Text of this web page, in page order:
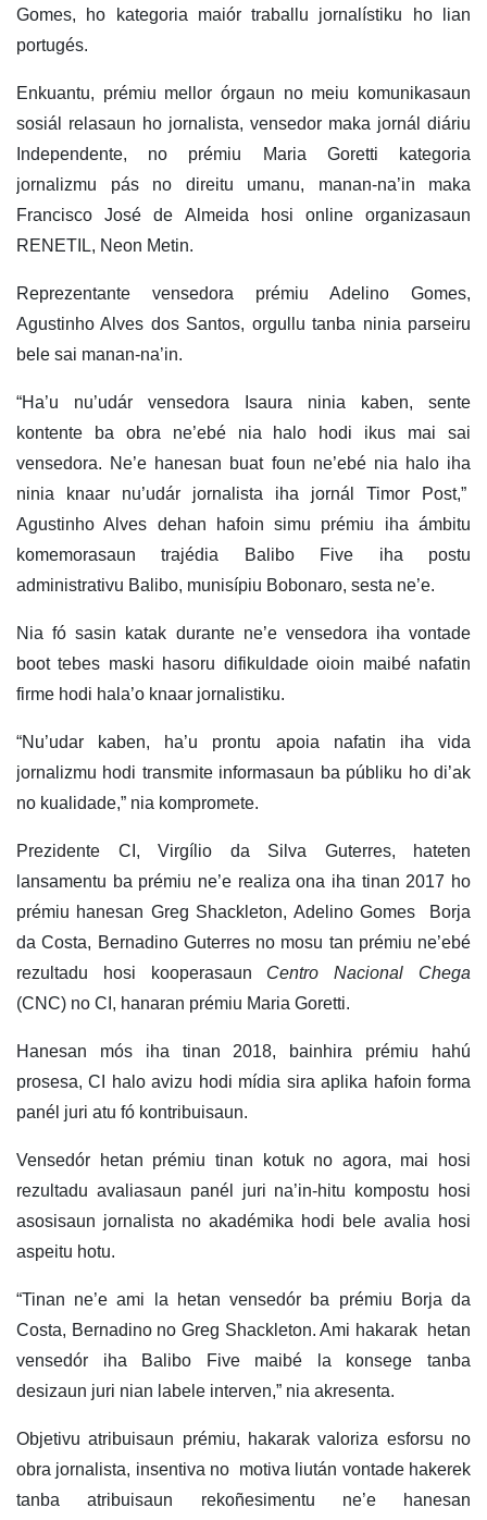
Gomes, ho kategoria maiór traballu jornalístiku ho lian
portugés.
Enkuantu, prémiu mellor órgaun no meiu komunikasaun
sosiál relasaun ho jornalista, vensedor maka jornál diáriu
Independente, no prémiu Maria Goretti kategoria
jornalizmu pás no direitu umanu, manan-na’in maka
Francisco José de Almeida hosi online organizasaun
RENETIL, Neon Metin.
Reprezentante vensedora prémiu Adelino Gomes,
Agustinho Alves dos Santos, orgullu tanba ninia parseiru
bele sai manan-na’in.
“Ha’u nu’udár vensedora Isaura ninia kaben, sente
kontente ba obra ne’ebé nia halo hodi ikus mai sai
vensedora. Ne’e hanesan buat foun ne’ebé nia halo iha
ninia knaar nu’udár jornalista iha jornál Timor Post,”
Agustinho Alves dehan hafoin simu prémiu iha ámbitu
komemorasaun trajédia Balibo Five iha postu
administrativu Balibo, munisípiu Bobonaro, sesta ne’e.
Nia fó sasin katak durante ne’e vensedora iha vontade
boot tebes maski hasoru difikuldade oioin maibé nafatin
firme hodi hala’o knaar jornalistiku.
“Nu’udar kaben, ha’u prontu apoia nafatin iha vida
jornalizmu hodi transmite informasaun ba públiku ho di’ak
no kualidade,” nia kompromete.
Prezidente CI, Virgílio da Silva Guterres, hateten
lansamentu ba prémiu ne’e realiza ona iha tinan 2017 ho
prémiu hanesan Greg Shackleton, Adelino Gomes Borja
da Costa, Bernadino Guterres no mosu tan prémiu ne’ebé
rezultadu hosi kooperasaun Centro Nacional Chega
(CNC) no CI, hanaran prémiu Maria Goretti.
Hanesan mós iha tinan 2018, bainhira prémiu hahú
prosesa, CI halo avizu hodi mídia sira aplika hafoin forma
panél juri atu fó kontribuisaun.
Vensedór hetan prémiu tinan kotuk no agora, mai hosi
rezultadu avaliasaun panél juri na’in-hitu kompostu hosi
asosisaun jornalista no akadémika hodi bele avalia hosi
aspeitu hotu.
“Tinan ne’e ami la hetan vensedór ba prémiu Borja da
Costa, Bernadino no Greg Shackleton. Ami hakarak hetan
vensedór iha Balibo Five maibé la konsege tanba
desizaun juri nian labele interven,” nia akresenta.
Objetivu atribuisaun prémiu, hakarak valoriza esforsu no
obra jornalista, insentiva no motiva liután vontade hakerek
tanba atribuisaun rekoñesimentu ne’e hanesan